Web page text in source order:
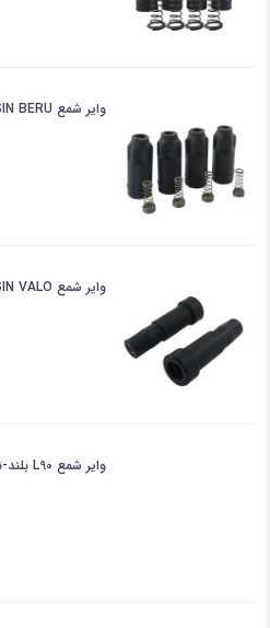
وایر شمع L90 TEKSIN BERU-کونکس
وایر شمع L90 TEKSIN VALO-کونکس
وایر شمع L90 بلند-نور